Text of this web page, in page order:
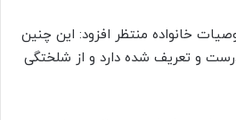
خانواده منتظر افزود: این چنین
و تعریف شده دارد و از شلختگی